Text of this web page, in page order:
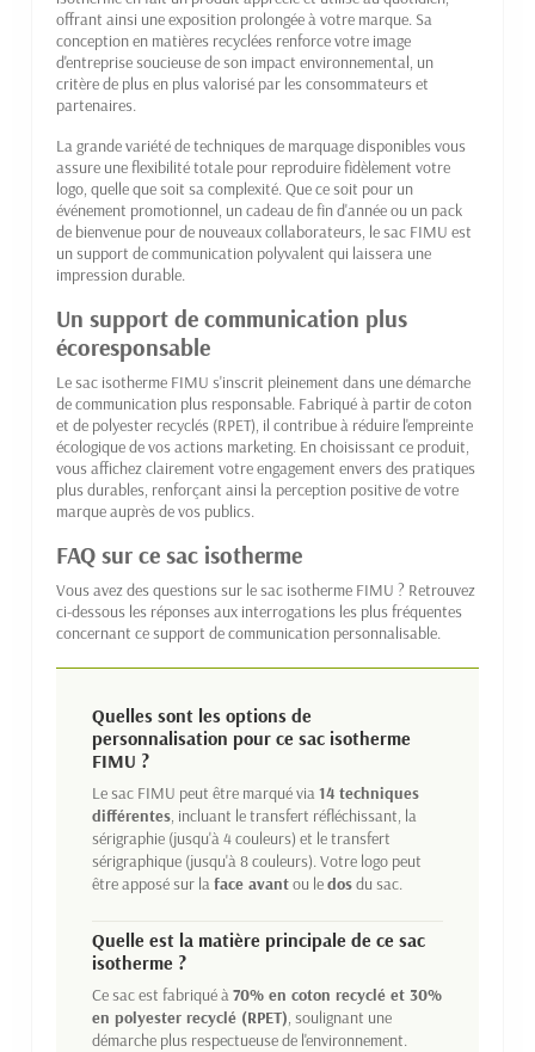
offrant ainsi une exposition prolongée à votre marque. Sa
conception en matières recyclées renforce votre image
d'entreprise soucieuse de son impact environnemental, un
critère de plus en plus valorisé par les consommateurs et
partenaires.
La grande variété de techniques de marquage disponibles vous
assure une flexibilité totale pour reproduire fidèlement votre
logo, quelle que soit sa complexité. Que ce soit pour un
événement promotionnel, un cadeau de fin d'année ou un pack
de bienvenue pour de nouveaux collaborateurs, le sac FIMU est
un support de communication polyvalent qui laissera une
impression durable.
Un support de communication plus
écoresponsable
Le sac isotherme FIMU s'inscrit pleinement dans une démarche
de communication plus responsable. Fabriqué à partir de coton
et de polyester recyclés (RPET), il contribue à réduire l'empreinte
écologique de vos actions marketing. En choisissant ce produit,
vous affichez clairement votre engagement envers des pratiques
plus durables, renforçant ainsi la perception positive de votre
marque auprès de vos publics.
FAQ sur ce sac isotherme
Vous avez des questions sur le sac isotherme FIMU ? Retrouvez
ci-dessous les réponses aux interrogations les plus fréquentes
concernant ce support de communication personnalisable.
Quelles sont les options de
personnalisation pour ce sac isotherme
FIMU ?
Le sac FIMU peut être marqué via14 techniques
différentes, incluant le transfert réfléchissant, la
sérigraphie (jusqu'à 4 couleurs) et le transfert
sérigraphique (jusqu'à 8 couleurs). Votre logo peut
être apposé sur laface avantou ledosdu sac.
Quelle est la matière principale de ce sac
isotherme ?
Ce sac est fabriqué à70% en coton recyclé et 30%
en polyester recyclé (RPET), soulignant une
démarche plus respectueuse de l'environnement.